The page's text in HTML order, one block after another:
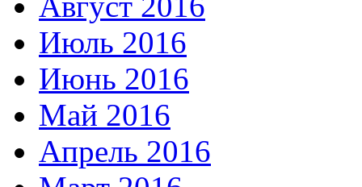
Июль 2016
Июнь 2016
Май 2016
Апрель 2016